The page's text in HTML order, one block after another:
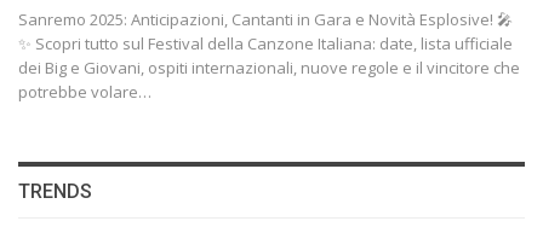
Sanremo 2025: Anticipazioni, Cantanti in Gara e Novità Esplosive! 🎤
✨ Scopri tutto sul Festival della Canzone Italiana: date, lista ufficiale
dei Big e Giovani, ospiti internazionali, nuove regole e il vincitore che
potrebbe volare…
TRENDS